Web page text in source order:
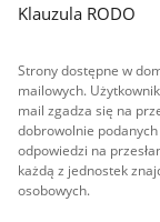
Klauzula RODO
Strony dostępne w
mailowych.
mail zgadza się na
dobrowolnie
odpowiedzi na
każdą z jednostek
osobowych.